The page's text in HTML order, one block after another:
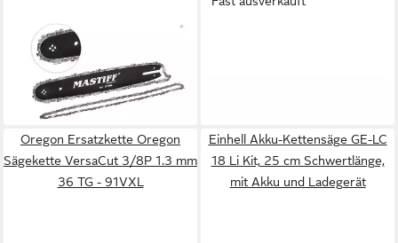
MASTIFF
Führungsschiene Schwert für
Kettensäge Stihl +2 Stück
Sägekette 35cm Kette 3/8"
1,3mm
19,83 €
in 2-3 Werktagen bei dir
Oregon Ersatzkette Oregon
Sägekette VersaCut 3/8P 1.3 mm
36 TG - 91VXL
Einhell Akku-Kettensäge GE-LC
18 Li Kit, 25 cm Schwertlänge,
mit Akku und Ladegerät